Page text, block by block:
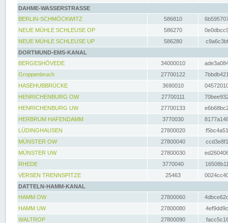
DAHME-WASSERSTRASSE
BERLIN-SCHMÖCKWITZ
586810
NEUE MÜHLE SCHLEUSE OP
586270
NEUE MÜHLE SCHLEUSE UP
586280
DORTMUND-EMS-KANAL
BERGESHÖVEDE
34000010
Groppenbruch
27700122
HASEHUBBRÜCKE
3690010
HENRICHENBURG OW
27700111
HENRICHENBURG UW
27700133
HERBRUM HAFENDAMM
3770030
LÜDINGHAUSEN
27800020
MÜNSTER OW
27800040
MÜNSTER UW
27800030
RHEDE
3770040
VERSEN TRENNSPITZE
25463
DATTELN-HAMM-KANAL
HAMM OW
27800060
HAMM UW
27800080
WALTROP
27800090